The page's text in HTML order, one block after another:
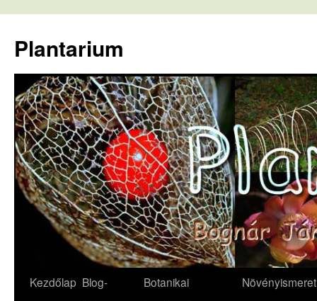
tartalomba
Plantarium
Kezdőlap Blog-
Botanikai
Növényismeret